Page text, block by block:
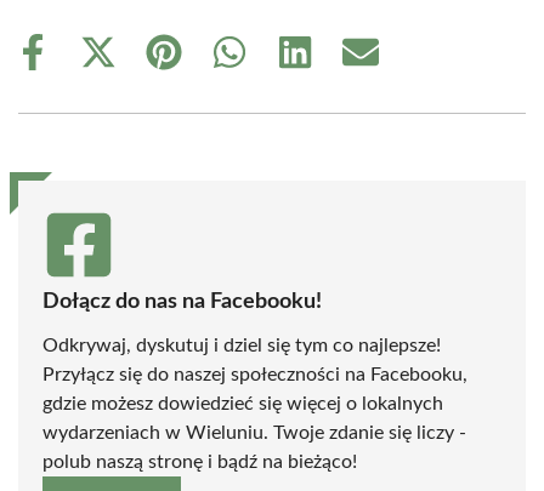
Share
Share
(Twitter)
Share
Share
Share
Share
Dołącz do nas na Facebooku!
Odkrywaj, dyskutuj i dziel się tym co najlepsze!
Przyłącz się do naszej społeczności na Facebooku,
gdzie możesz dowiedzieć się więcej o lokalnych
wydarzeniach w Wieluniu. Twoje zdanie się liczy -
polub naszą stronę i bądź na bieżąco!